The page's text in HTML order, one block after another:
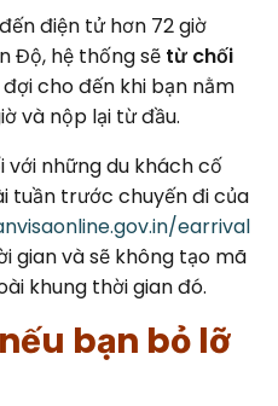
điện tử hơn 72 giờ
Độ, hệ thống sẽ từ chối
đợi cho đến khi bạn nằm
và nộp lại từ đầu.
với những du khách cố
tuần trước chuyến đi của
earrival
gian và sẽ không tạo mã
khung thời gian đó.
bạn bỏ lỡ